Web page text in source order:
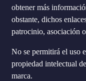
obtener más
obstante, dichos
patrocinio, asociación
No se permitirá el uso
propiedad intelectual
marca.